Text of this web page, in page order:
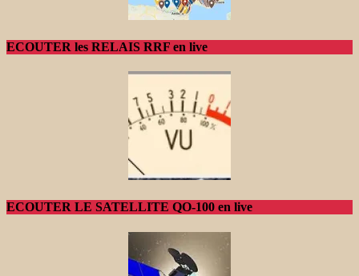
ECOUTER les RELAIS RRF en live
ECOUTER LE SATELLITE QO-100 en live